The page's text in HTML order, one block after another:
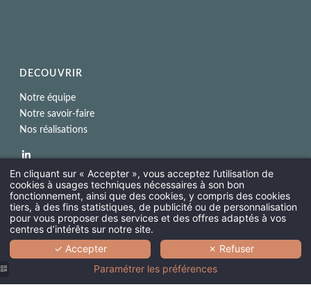
DECOUVRIR
Notre équipe
Notre savoir-faire
Nos réalisations
©2026 JUMBO Hotel & Asset Management.Imprint.
Utilisation des cookies. Powered by Septeo
EQUIPE
En cliquant sur « Accepter », vous acceptez l’utilisation de
cookies à usages techniques nécessaires à son bon
fonctionnement, ainsi que des cookies, y compris des cookies
tiers, à des fins statistiques, de publicité ou de personnalisation
pour vous proposer des services et des offres adaptés à vos
centres d’intérêts sur notre site.
✓ Accepter
✗ Refuser
Paramétrer les préférences